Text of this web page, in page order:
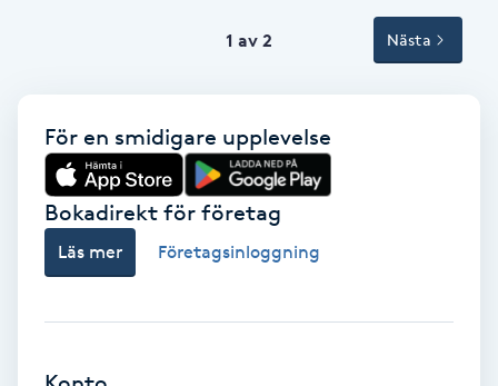
Yoga
Yoga Nidra
Yogamassage
1 av 2 Nästa
För en smidigare upplevelse
Bokadirekt för företag
Läs mer Företagsinloggning